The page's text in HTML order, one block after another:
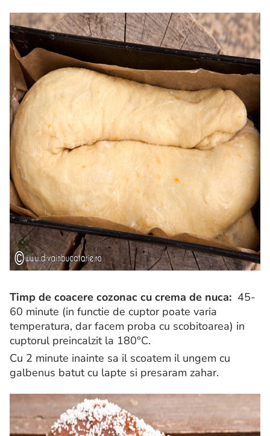
Timp de coacere cozonac cu crema de nuca: 45-
60 minute (in functie de cuptor poate varia
temperatura, dar facem proba cu scobitoarea) in
cuptorul preincalzit la 180°C.
Cu 2 minute inainte sa il scoatem il ungem cu
galbenus batut cu lapte si presaram zahar.